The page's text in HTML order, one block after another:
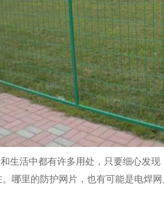
生活中都有许多用处，只要细心发
哪里的防护网片，也有可能是电焊网